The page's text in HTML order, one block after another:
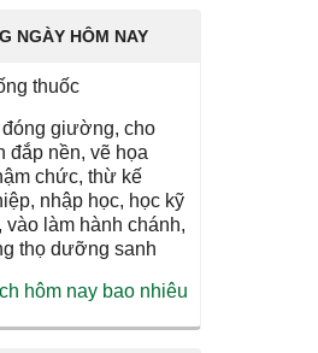
NGÀY HÔM NAY
thuốc
giường, cho
đắp nền, vẽ họa
chức, thừ kế
nhập học, học kỹ
vào làm hành chánh,
thọ dưỡng sanh
hôm nay bao nhiêu